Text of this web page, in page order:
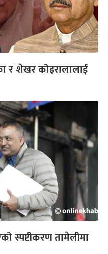
र शेखर कोइरालालाई
स्पष्टीकरण तामेलीमा